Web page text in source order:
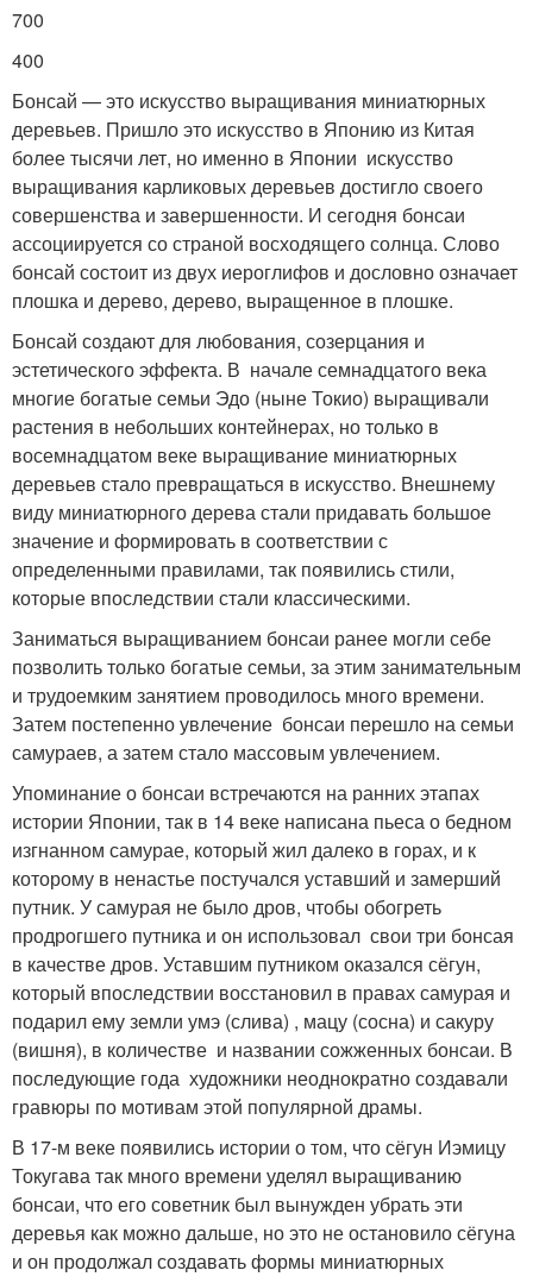
700
400
Бонсай — это искусство выращивания миниатюрных
деревьев. Пришло это искусство в Японию из Китая
более тысячи лет, но именно в Японии искусство
выращивания карликовых деревьев достигло своего
совершенства и завершенности. И сегодня бонсаи
ассоциируется со страной восходящего солнца. Слово
бонсай состоит из двух иероглифов и дословно означает
плошка и дерево, дерево, выращенное в плошке.
Бонсай создают для любования, созерцания и
эстетического эффекта. В начале семнадцатого века
многие богатые семьи Эдо (ныне Токио) выращивали
растения в небольших контейнерах, но только в
восемнадцатом веке выращивание миниатюрных
деревьев стало превращаться в искусство. Внешнему
виду миниатюрного дерева стали придавать большое
значение и формировать в соответствии с
определенными правилами, так появились стили,
которые впоследствии стали классическими.
Заниматься выращиванием бонсаи ранее могли себе
позволить только богатые семьи, за этим занимательным
и трудоемким занятием проводилось много времени.
Затем постепенно увлечение бонсаи перешло на семьи
самураев, а затем стало массовым увлечением.
Упоминание о бонсаи встречаются на ранних этапах
истории Японии, так в 14 веке написана пьеса о бедном
изгнанном самурае, который жил далеко в горах, и к
которому в ненастье постучался уставший и замерший
путник. У самурая не было дров, чтобы обогреть
продрогшего путника и он использовал свои три бонсая
в качестве дров. Уставшим путником оказался сёгун,
который впоследствии восстановил в правах самурая и
подарил ему земли умэ (слива) , мацу (сосна) и сакуру
(вишня), в количестве и названии сожженных бонсаи. В
последующие года художники неоднократно создавали
гравюры по мотивам этой популярной драмы.
В 17-м веке появились истории о том, что сёгун Иэмицу
Токугава так много времени уделял выращиванию
бонсаи, что его советник был вынужден убрать эти
деревья как можно дальше, но это не остановило сёгуна
и он продолжал создавать формы миниатюрных